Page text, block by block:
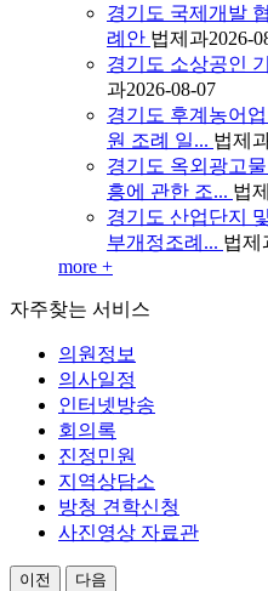
경기도 국제개발
례안 법제과2026-
경기도 소상공인
과2026-08-07
경기도 후계농어
원 조례 일... 법제
경기도 옥외광고
흥에 관한 조... 법
경기도 산업단지
부개정조례... 법제
more +
자주찾는 서비스
의원정보
의사일정
인터넷방송
회의록
진정민원
지역상담소
방청 견학신청
사진영상 자료관
이전
다음